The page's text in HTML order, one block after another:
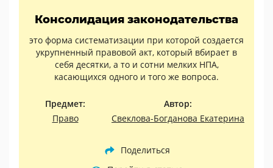
Консолидация законодательства
это форма систематизации при которой создается
укрупненный правовой акт, который вбирает в
себя десятки, а то и сотни мелких НПА,
касающихся одного и того же вопроса.
Предмет:
Право
Автор:
Свеклова-Богданова Екатерина
Поделиться